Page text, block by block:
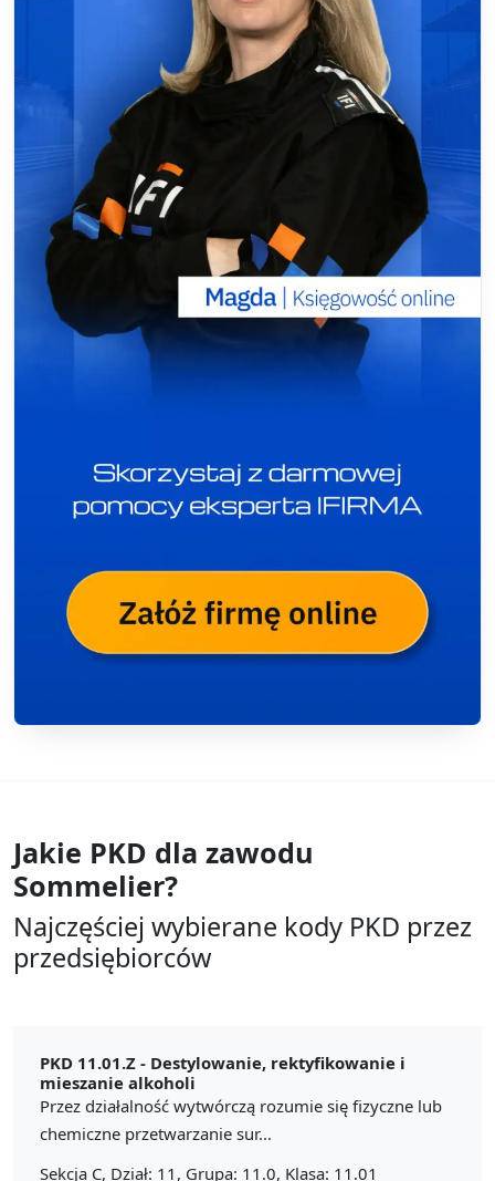
Jakie PKD dla zawodu
Sommelier?
Najczęściej wybierane kody PKD przez
przedsiębiorców
PKD 11.01.Z - Destylowanie, rektyfikowanie i
mieszanie alkoholi
Przez działalność wytwórczą rozumie się fizyczne lub
chemiczne przetwarzanie sur...
Sekcja C, Dział: 11, Grupa: 11.0, Klasa: 11.01